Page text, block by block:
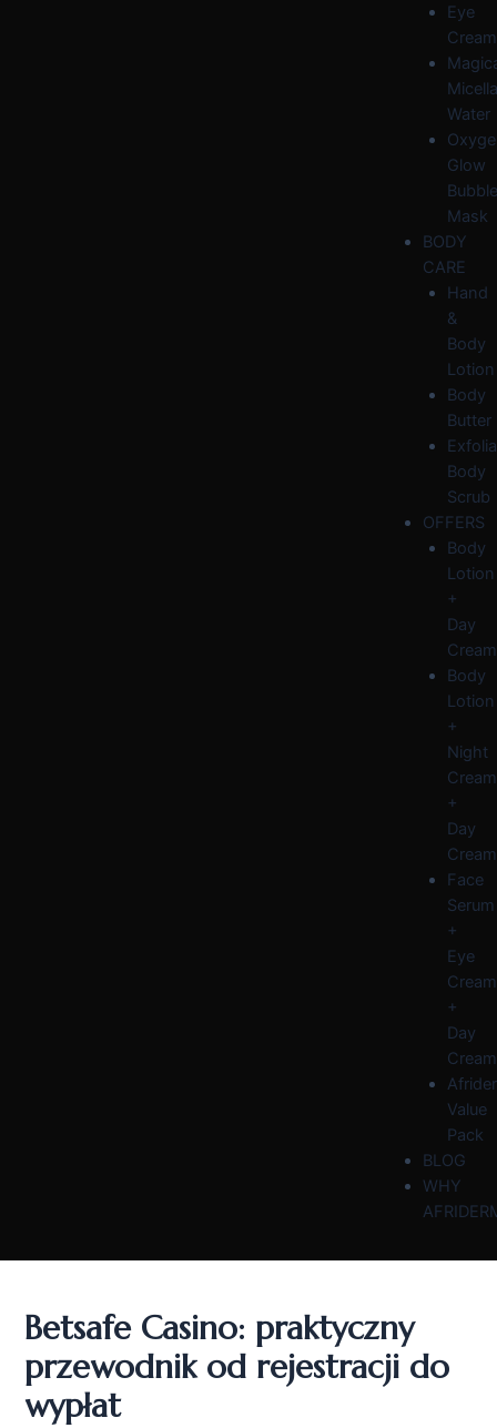
Eye
Cream
Water
Glow
Bubble
Mask
BODY
CARE
Hand
&
Body
Lotion
Body
Butter
Body
Scrub
OFFERS
Body
Lotion
+
Day
Cream
Body
Lotion
+
Night
Cream
+
Day
Cream
Face
Serum
+
Eye
Cream
+
Day
Cream
Value
Pack
BLOG
WHY
Betsafe Casino: praktyczny
przewodnik od rejestracji do
wypłat